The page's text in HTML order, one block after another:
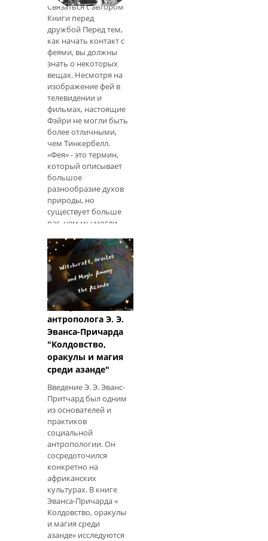
Связаться с автором
Книги перед
дружбой Перед тем,
как начать контакт с
феями, вы должны
знать о некоторых
вещах. Несмотря на
изображение фей в
телевидении и
фильмах, настоящие
Фэйри не могли быть
более отличными,
чем Тинкербелл.
«Фея» - это термин,
который описывает
большое
разнообразие духов
природы, но
существует больше
рас, чем мы могли
что нет двух
одинаковых фей
(точно так же, как нет
дву
Обзор
антрополога Э. Э.
Эванса-Причарда
"Колдовство,
оракулы и магия
среди азанде"
Введение Э. Э. Эванс-
Притчард был одним
из основателей и
практиков
социальной
антропологии. Он
сосредоточился
конкретно на
африканских
культурах. В книге
Эванса-Причарда «
Колдовство, оракулы
и магия среди
азанде» исследуются